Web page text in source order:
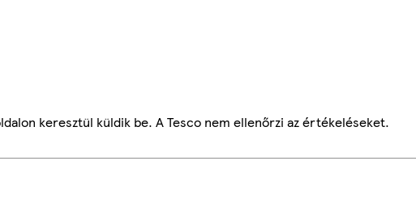
keresztül küldik be. A Tesco nem ellenőrzi az értékeléseket.